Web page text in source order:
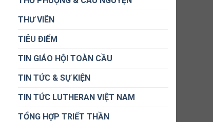
THƯ VIÊN
TIÊU ĐIỂM
TIN GIÁO HỘI TOÀN CẦU
TIN TỨC & SỰ KIỆN
TIN TỨC LUTHERAN VIỆT NAM
TỔNG HỢP TRIẾT THẦN